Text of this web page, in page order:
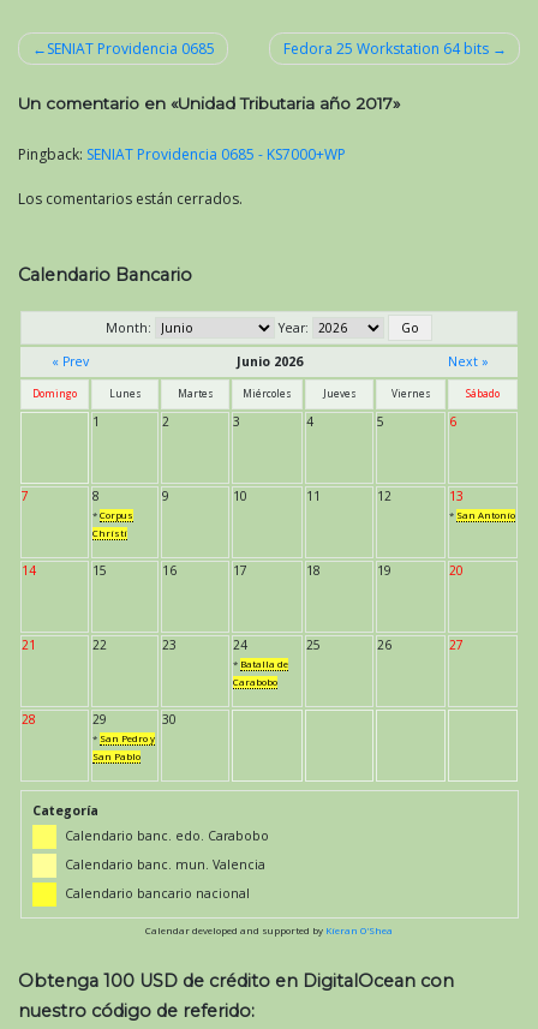
de
entradas
SENIAT Providencia 0685 Fedora 25 Workstation 64 bits
Un comentario en «Unidad Tributaria año 2017»
Pingback: SENIAT Providencia 0685 - KS7000+WP
Los comentarios están cerrados.
Calendario Bancario
Month:
Year:
« Prev
Junio 2026 Next »
Domingo Lunes Martes Miércoles Jueves Viernes Sábado
1 2 3 4 5 6
7 8
* Corpus
Christi
9 10 11 12 13
* San Antonio
14 15 16 17 18 19 20
21 22 23 24
* Batalla de
Carabobo
25 26 27
28 29
* San Pedro y
San Pablo
30
Categoría
Calendario banc. edo. Carabobo
Calendario banc. mun. Valencia
Calendario bancario nacional
Calendar developed and supported by Kieran O'Shea
Obtenga 100 USD de crédito en DigitalOcean con
nuestro código de referido: